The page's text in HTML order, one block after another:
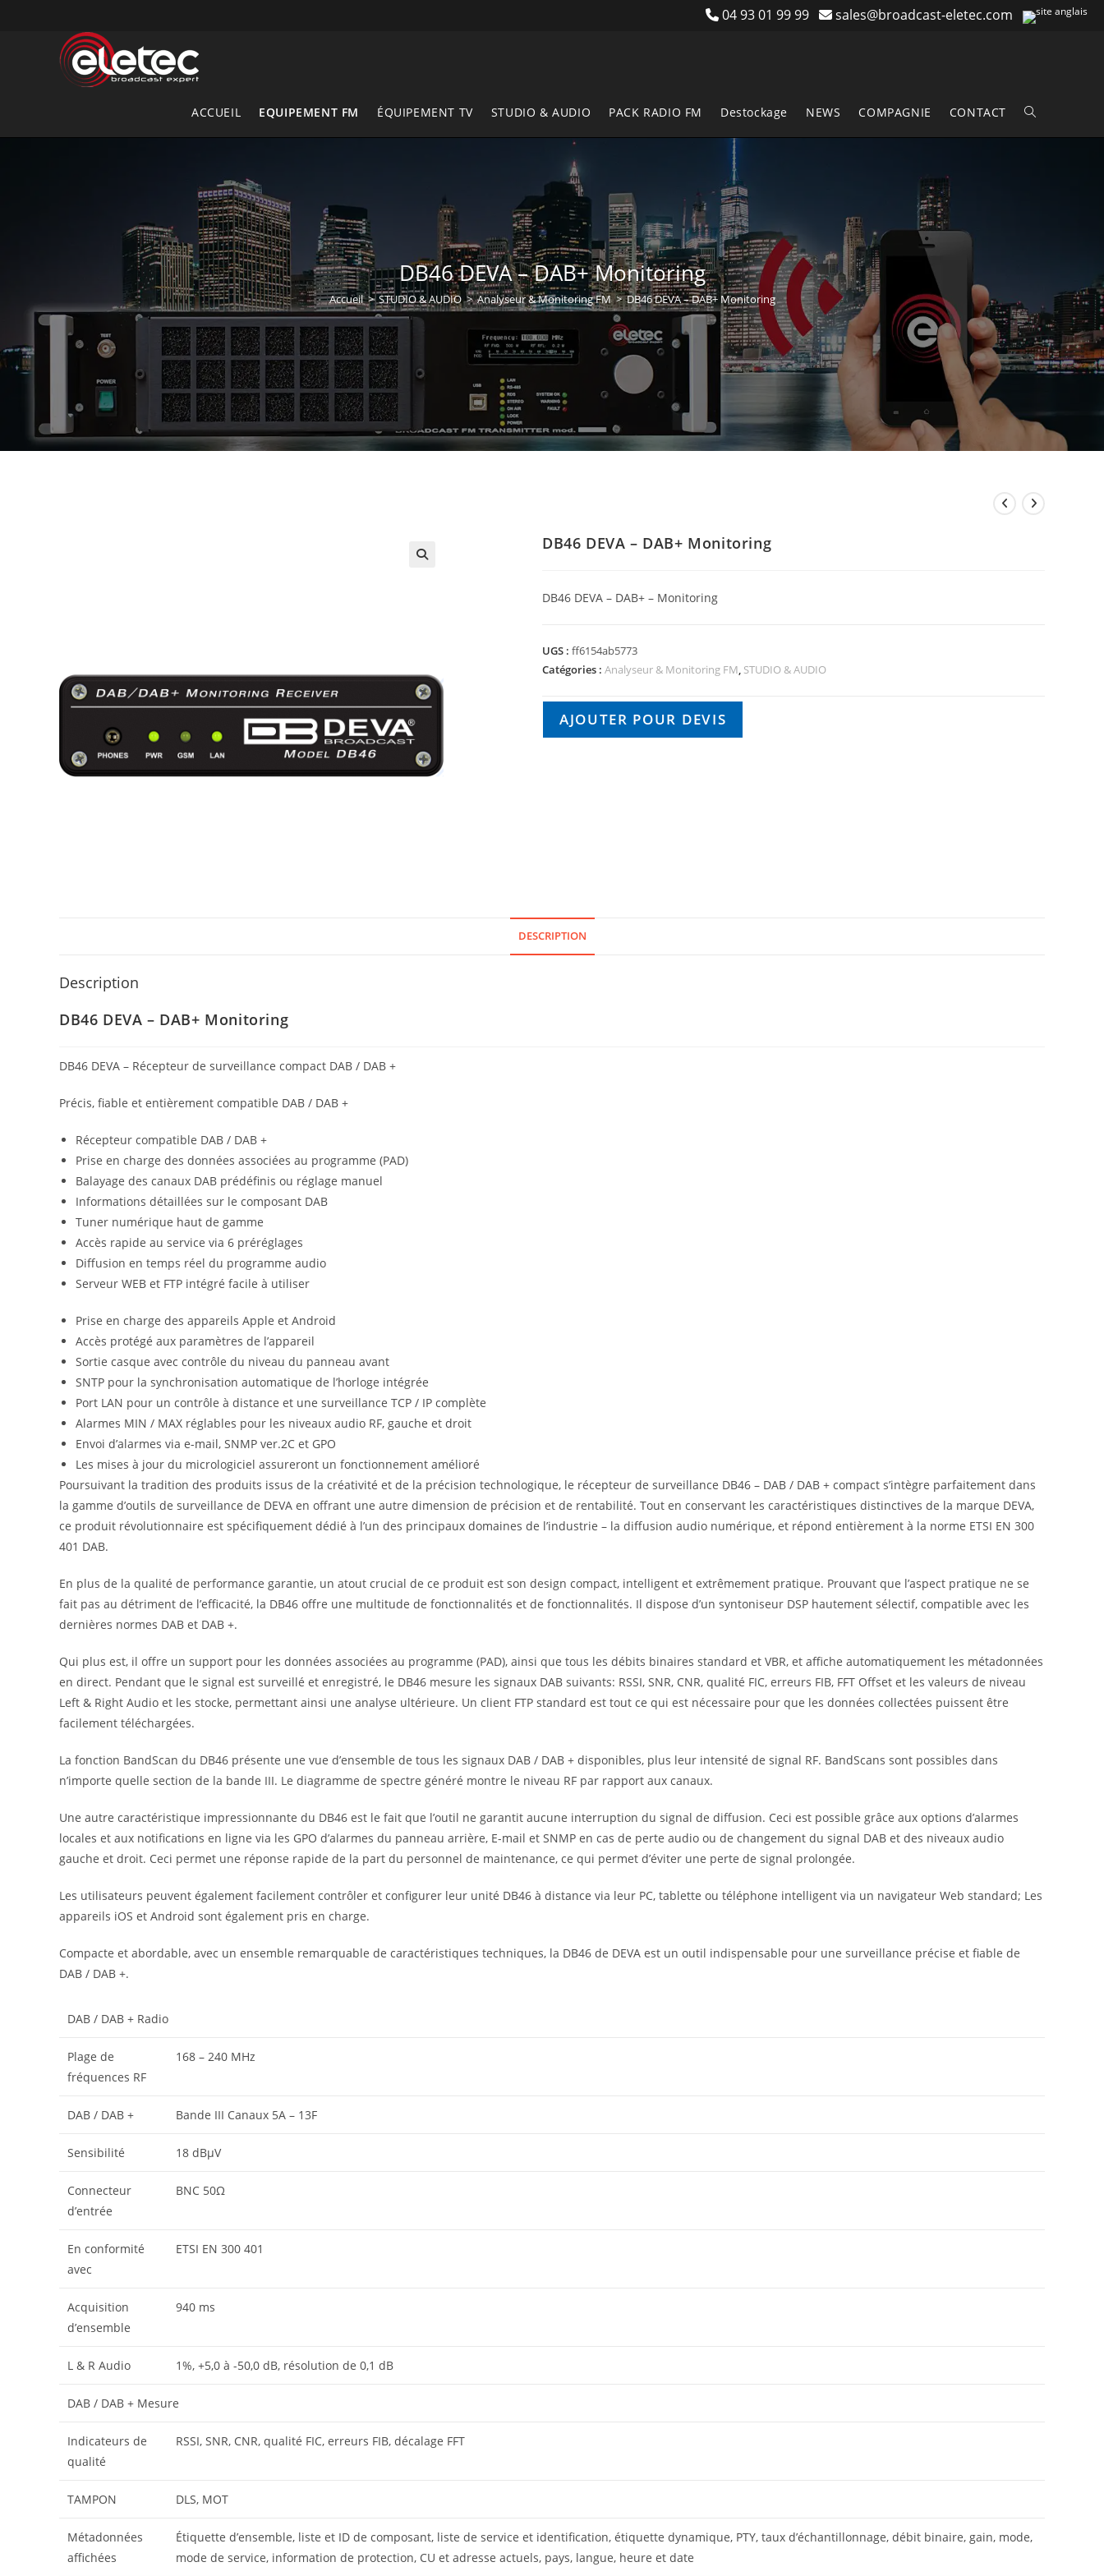
04 93 01 99 99 sales@broadcast-eletec.com
ACCUEIL EQUIPEMENT FM ÉQUIPEMENT TV STUDIO & AUDIO PACK RADIO FM Destockage NEWS COMPAGNIE CONTACT Toggle
DB46 DEVA – DAB+ Monitoring
Accueil > STUDIO & AUDIO > Analyseur & Monitoring FM > DB46 DEVA – DAB+ Monitoring
DB46 DEVA – DAB+ Monitoring
DB46 DEVA – DAB+ – Monitoring
UGS : ff6154ab5773
Catégories : Analyseur & Monitoring FM, STUDIO & AUDIO
AJOUTER POUR DEVIS
DESCRIPTION
Description
DB46 DEVA – DAB+ Monitoring
DB46 DEVA – Récepteur de surveillance compact DAB / DAB +
Précis, fiable et entièrement compatible DAB / DAB +
Récepteur compatible DAB / DAB +
Prise en charge des données associées au programme (PAD)
Balayage des canaux DAB prédéfinis ou réglage manuel
Informations détaillées sur le composant DAB
Tuner numérique haut de gamme
Accès rapide au service via 6 préréglages
Diffusion en temps réel du programme audio
Serveur WEB et FTP intégré facile à utiliser
Prise en charge des appareils Apple et Android
Accès protégé aux paramètres de l’appareil
Sortie casque avec contrôle du niveau du panneau avant
SNTP pour la synchronisation automatique de l’horloge intégrée
Port LAN pour un contrôle à distance et une surveillance TCP / IP complète
Alarmes MIN / MAX réglables pour les niveaux audio RF, gauche et droit
Envoi d’alarmes via e-mail, SNMP ver.2C et GPO
Les mises à jour du micrologiciel assureront un fonctionnement amélioré
Poursuivant la tradition des produits issus de la créativité et de la précision technologique, le récepteur de surveillance DB46 – DAB / DAB + compact s’intègre parfaitement dans
la gamme d’outils de surveillance de DEVA en offrant une autre dimension de précision et de rentabilité. Tout en conservant les caractéristiques distinctives de la marque DEVA,
ce produit révolutionnaire est spécifiquement dédié à l’un des principaux domaines de l’industrie – la diffusion audio numérique, et répond entièrement à la norme ETSI EN 300
401 DAB.
En plus de la qualité de performance garantie, un atout crucial de ce produit est son design compact, intelligent et extrêmement pratique. Prouvant que l’aspect pratique ne se
fait pas au détriment de l’efficacité, la DB46 offre une multitude de fonctionnalités et de fonctionnalités. Il dispose d’un syntoniseur DSP hautement sélectif, compatible avec les
dernières normes DAB et DAB +.
Qui plus est, il offre un support pour les données associées au programme (PAD), ainsi que tous les débits binaires standard et VBR, et affiche automatiquement les métadonnées
en direct. Pendant que le signal est surveillé et enregistré, le DB46 mesure les signaux DAB suivants: RSSI, SNR, CNR, qualité FIC, erreurs FIB, FFT Offset et les valeurs de niveau
Left & Right Audio et les stocke, permettant ainsi une analyse ultérieure. Un client FTP standard est tout ce qui est nécessaire pour que les données collectées puissent être
facilement téléchargées.
La fonction BandScan du DB46 présente une vue d’ensemble de tous les signaux DAB / DAB + disponibles, plus leur intensité de signal RF. BandScans sont possibles dans
n’importe quelle section de la bande III. Le diagramme de spectre généré montre le niveau RF par rapport aux canaux.
Une autre caractéristique impressionnante du DB46 est le fait que l’outil ne garantit aucune interruption du signal de diffusion. Ceci est possible grâce aux options d’alarmes
locales et aux notifications en ligne via les GPO d’alarmes du panneau arrière, E-mail et SNMP en cas de perte audio ou de changement du signal DAB et des niveaux audio
gauche et droit. Ceci permet une réponse rapide de la part du personnel de maintenance, ce qui permet d’éviter une perte de signal prolongée.
Les utilisateurs peuvent également facilement contrôler et configurer leur unité DB46 à distance via leur PC, tablette ou téléphone intelligent via un navigateur Web standard; Les
appareils iOS et Android sont également pris en charge.
Compacte et abordable, avec un ensemble remarquable de caractéristiques techniques, la DB46 de DEVA est un outil indispensable pour une surveillance précise et fiable de
DAB / DAB +.
DAB / DAB + Radio
Plage de
fréquences RF
168 – 240 MHz
DAB / DAB + Bande III Canaux 5A – 13F
Sensibilité 18 dBμV
Connecteur
d’entrée
BNC 50Ω
En conformité
avec
ETSI EN 300 401
Acquisition
d’ensemble
940 ms
L & R Audio 1%, +5,0 à -50,0 dB, résolution de 0,1 dB
DAB / DAB + Mesure
Indicateurs de
qualité
RSSI, SNR, CNR, qualité FIC, erreurs FIB, décalage FFT
TAMPON DLS, MOT
Métadonnées
affichées
Étiquette d’ensemble, liste et ID de composant, liste de service et identification, étiquette dynamique, PTY, taux d’échantillonnage, débit binaire, gain, mode,
mode de service, information de protection, CU et adresse actuels, pays, langue, heure et date